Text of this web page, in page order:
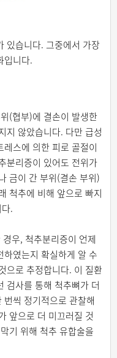
있습니다. 그중에서 가장
입니다.
(협부)에 결손이 발생한
지 않았습니다. 다만 급성
스에 의한 피로 골절이
분리증이 있어도 전위가
금이 간 부위(결손 부위)
척추에 비해 앞으로 빠지
.
우, 척추분리증이 언제
였는지 확실하게 알 수
으로 추정합니다. 이 질환
검사를 통해 척추뼈가 더
씩 정기적으로 관찰해
앞으로 더 미끄러질 것
기 위해 척추 유합술을